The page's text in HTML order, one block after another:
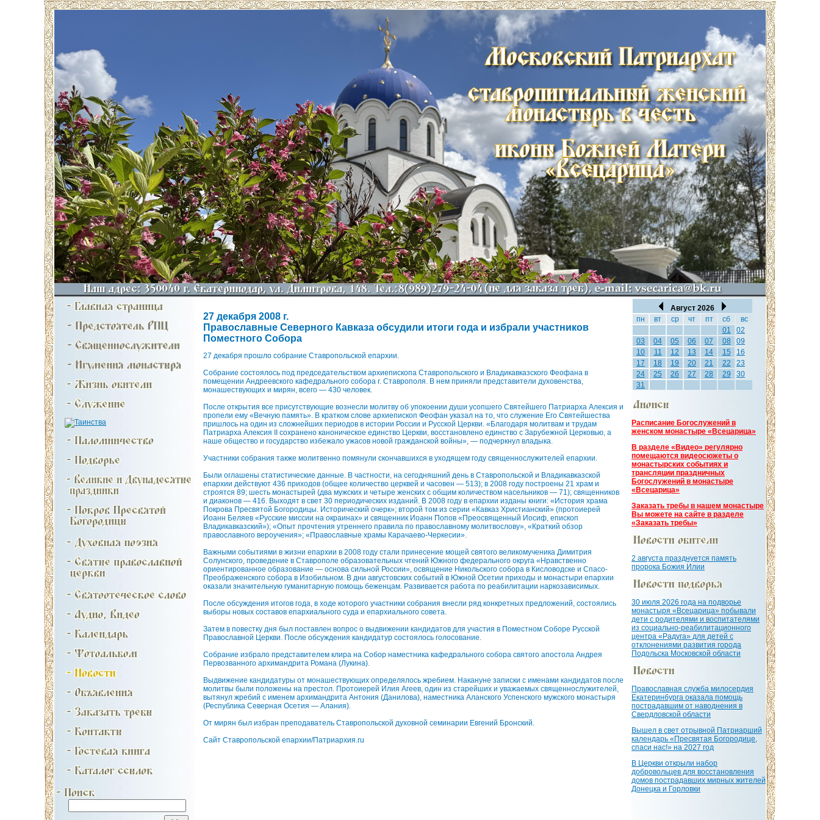
27 декабря 2008 г.
Православные Северного Кавказа обсудили итоги года и избрали участников
Поместного Собора
27 декабря прошло собрание Ставропольской епархии.
Собрание состоялось под председательством архиепископа Ставропольского и Владикавказского Феофана в
помещении Андреевского кафедрального собора г. Ставрополя. В нем приняли представители духовенства,
монашествующих и мирян, всего — 430 человек.
После открытия все присутствующие вознесли молитву об упокоении души усопшего Святейшего Патриарха Алексия и
пропели ему «Вечную память». В кратком слове архиепископ Феофан указал на то, что служение Его Святейшества
пришлось на один из сложнейших периодов в истории России и Русской Церкви. «Благодаря молитвам и трудам
Патриарха Алексия II сохранено каноническое единство Церкви, восстановлено единство с Зарубежной Церковью, а
наше общество и государство избежало ужасов новой гражданской войны», — подчеркнул владыка.
Участники собрания также молитвенно помянули скончавшихся в уходящем году священнослужителей епархии.
Были оглашены статистические данные. В частности, на сегодняшний день в Ставропольской и Владикавказской
епархии действуют 436 приходов (общее количество церквей и часовен — 513); в 2008 году построены 21 храм и
строятся 89; шесть монастырей (два мужских и четыре женских с общим количеством насельников — 71); священников
и диаконов — 416. Выходят в свет 30 периодических изданий. В 2008 году в епархии изданы книги: «История храма
Покрова Пресвятой Богородицы. Исторический очерк»; второй том из серии «Кавказ Христианский» (протоиерей
Иоанн Беляев «Русские миссии на окраинах» и священник Иоанн Попов «Преосвященный Иосиф, епископ
Владикавказский»); «Опыт прочтения утреннего правила по православному молитвослову», «Краткий обзор
православного вероучения»; «Православные храмы Карачаево-Черкесии».
Важными событиями в жизни епархии в 2008 году стали принесение мощей святого великомученика Димитрия
Солунского, проведение в Ставрополе образовательных чтений Южного федерального округа «Нравственно
ориентированное образование — основа сильной России», освящение Никольского собора в Кисловодске и Спасо-
Преображенского собора в Изобильном. В дни августовских событий в Южной Осетии приходы и монастыри епархии
оказали значительную гуманитарную помощь беженцам. Развивается работа по реабилитации наркозависимых.
После обсуждения итогов года, в ходе которого участники собрания внесли ряд конкретных предложений, состоялись
выборы новых составов епархиального суда и епархиального совета.
Затем в повестку дня был поставлен вопрос о выдвижении кандидатов для участия в Поместном Соборе Русской
Православной Церкви. После обсуждения кандидатур состоялось голосование.
Собрание избрало представителем клира на Собор наместника кафедрального собора святого апостола Андрея
Первозванного архимандрита Романа (Лукина).
Выдвижение кандидатуры от монашествующих определялось жребием. Накануне записки с именами кандидатов после
молитвы были положены на престол. Протоиерей Илия Агеев, один из старейших и уважаемых священнослужителей,
вытянул жребий с именем архимандрита Антония (Данилова), наместника Аланского Успенского мужского монастыря
(Республика Северная Осетия — Алания).
От мирян был избран преподаватель Ставропольской духовной семинарии Евгений Бронский.
Сайт Ставропольской епархии/Патриархия.ru
Август 2026
пн
вт ср чт пт сб
вс
01
02
03
04 05 06 07 08
09
10
11 12 13 14 15
16
17
18 19 20 21 22
23
24
25 26 27 28 29
30
31
Расписание Богослужений в
женском монастыре «Всецарица»
В разделе «Видео» регулярно
помещаются видеосюжеты о
монастырских событиях и
трансляции праздничных
Богослужений в монастыре
«Всецарица»
Заказать требы в нашем монастыре
Вы можете на сайте в разделе
«Заказать требы»
2 августа празднуется память
пророка Божия Илии
30 июля 2026 года на подворье
монастыря «Всецарица» побывали
дети с родителями и воспитателями
из социально-реабилитационного
центра «Радуга» для детей с
отклонениями развития города
Подольска Московской области
Православная служба милосердия
Екатеринбурга оказала помощь
пострадавшим от наводнения в
Свердловской области
Вышел в свет отрывной Патриарший
календарь «Пресвятая Богородице,
спаси нас!» на 2027 год
В Церкви открыли набор
добровольцев для восстановления
домов пострадавших мирных жителей
Донецка и Горловки